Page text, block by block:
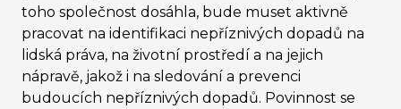
toho společnost dosáhla, bude muset aktivně
pracovat na identifikaci nepříznivých dopadů na
lidská práva, na životní prostředí a na jejich
nápravě, jakož i na sledování a prevenci
budoucích nepříznivých dopadů. Povinnost se